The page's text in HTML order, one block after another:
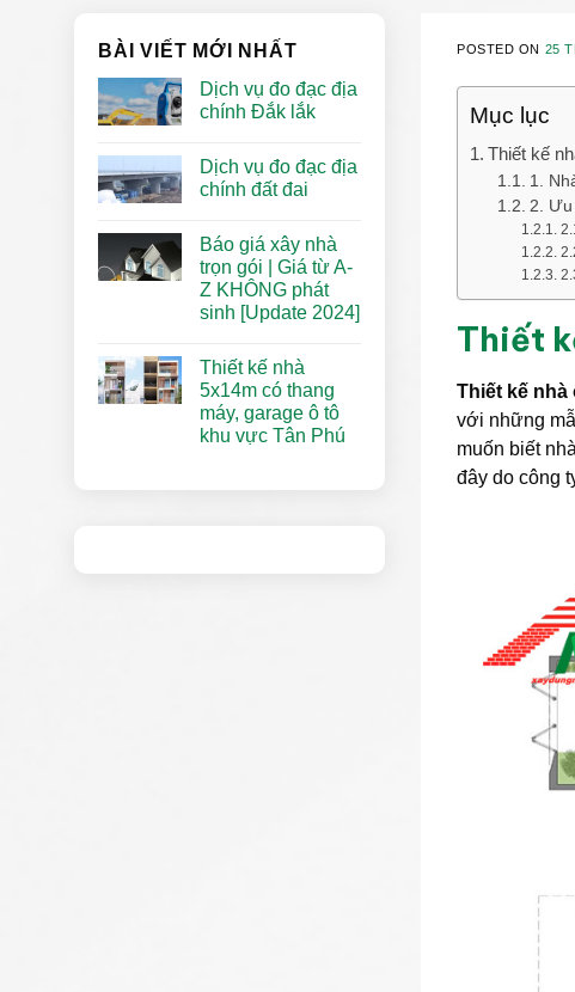
BÀI VIẾT MỚI NHẤT
Dịch vụ đo đạc địa
chính Đắk lắk
Dịch vụ đo đạc địa
chính đất đai
Báo giá xây nhà
trọn gói | Giá từ A-
Z KHÔNG phát
sinh [Update 2024]
Thiết kế nhà
5x14m có thang
máy, garage ô tô
khu vực Tân Phú
POSTED ON 25
Mục lục
Thiết kế
1.
2. Ưu
Thiết
Thiết kế nhà
với những
muốn biết
đây do công